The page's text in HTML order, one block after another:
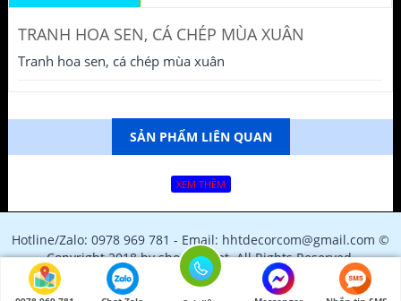
TRANH HOA SEN, CÁ CHÉP MÙA XUÂN
Tranh hoa sen, cá chép mùa xuân
SẢN PHẨM LIÊN QUAN
XEM THÊM
Hotline/Zalo: 0978 969 781 - Email: hhtdecorcom@gmail.com ©
Copyright 2018 by shopfile.net. All Rights Reserved.